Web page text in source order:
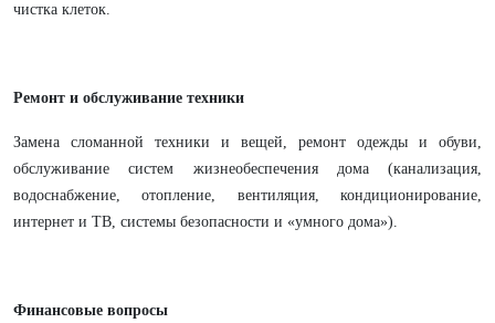
чистка клеток.
Ремонт и обслуживание техники
Замена сломанной техники и вещей, ремонт одежды и обуви,
обслуживание систем жизнеобеспечения дома (канализация,
водоснабжение, отопление, вентиляция, кондиционирование,
интернет и ТВ, системы безопасности и «умного дома»).
Финансовые вопросы